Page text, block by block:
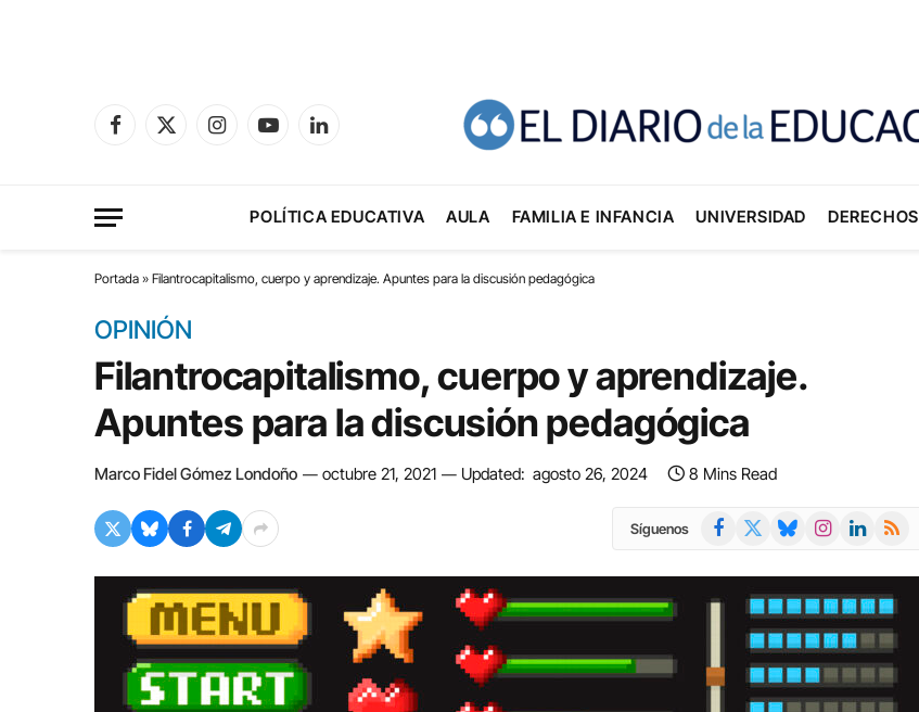
Facebook
X
InstagramYouTubeLinkedIn
POLÍTICA EDUCATIVA AULA FAMILIA E INFANCIA UNIVERSIDAD DERECHOS
Portada » Filantrocapitalismo, cuerpo y aprendizaje. Apuntes para la discusión pedagógica
OPINIÓN
Filantrocapitalismo, cuerpo y aprendizaje.
Apuntes para la discusión pedagógica
Marco Fidel Gómez Londoño octubre 21, 2021 Updated: agosto 26, 2024 8 Mins Read
Síguenos Facebook BlueskyInstagramLinkedIn
RSS